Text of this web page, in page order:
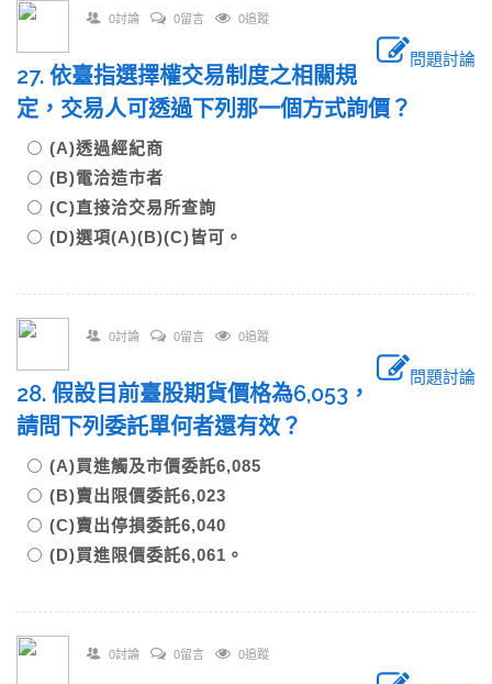
0討論 0留言 0追蹤
問題討論
27. 依臺指選擇權交易制度之相關規
定，交易人可透過下列那一個方式詢價？
(A)透過經紀商
(B)電洽造市者
(C)直接洽交易所查詢
(D)選項(A)(B)(C)皆可。
0討論 0留言 0追蹤
問題討論
28. 假設目前臺股期貨價格為6,053，
請問下列委託單何者還有效？
(A)買進觸及市價委託6,085
(B)賣出限價委託6,023
(C)賣出停損委託6,040
(D)買進限價委託6,061。
0討論 0留言 0追蹤